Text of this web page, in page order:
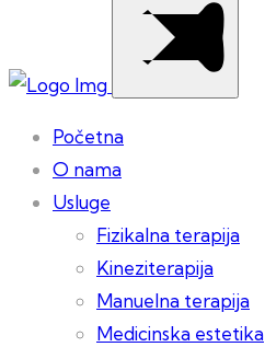
Početna
O nama
Usluge
Fizikalna terapija
Kineziterapija
Manuelna terapija
Medicinska estetika